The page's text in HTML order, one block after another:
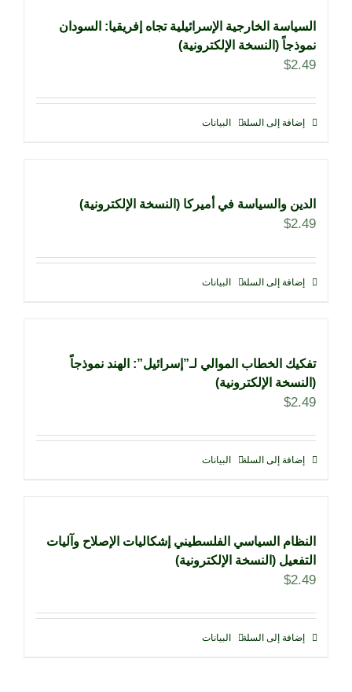
السياسة الخارجية الإسرائيلية تجاه إفريقيا: السودان
نموذجاً (النسخة الإلكترونية)
$2.49
إضافة إلى السلة البيانات
الدين والسياسة في أميركا (النسخة الإلكترونية)
$2.49
إضافة إلى السلة البيانات
تفكيك الخطاب الموالي لـ”إسرائيل”: الهند نموذجاً
(النسخة الإلكترونية)
$2.49
إضافة إلى السلة البيانات
النظام السياسي الفلسطيني إشكاليات الإصلاح وآليات
التفعيل (النسخة الإلكترونية)
$2.49
إضافة إلى السلة البيانات